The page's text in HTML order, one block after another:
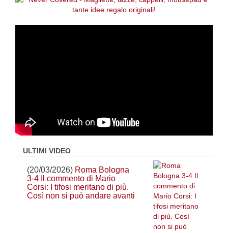
ULTIMI VIDEO
(20/03/2026) Roma Bologna
3-4 Il commento di Mario
Corsi: I tifosi meritano di più.
Così non si può andare avanti